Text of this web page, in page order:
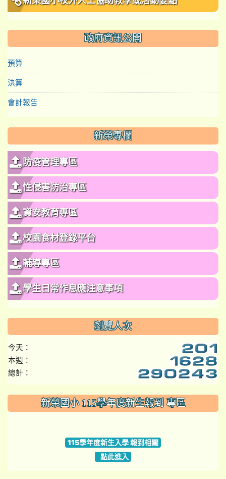
政府資訊公開
預算
決算
會計報告
新榮專欄
防疫管理專區
性侵害防治專區
資安教育專區
校園食材登錄平台
輔導專區
學生日常作息應注意事項
瀏覽人次
今天：
本週：
總計：
::: 新榮國小 115學年度新生報到 專區
115學年度新生入學 報到相關
點此進入